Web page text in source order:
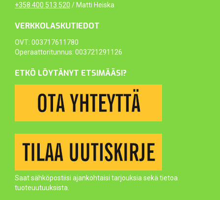
+358 400 513 520 / Matti Heiska
VERKKOLASKUTIEDOT
OVT: 003717611780
Operaattoritunnus: 003721291126
ETKÖ LÖYTÄNYT ETSIMÄÄSI?
Saat sähköpostiisi ajankohtaisi tarjouksia sekä tietoa
tuoteuutuuksista.